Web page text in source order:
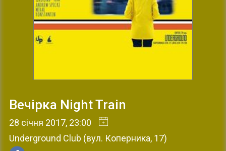
ДОВІДКА
Вечірка Night Train
28 січня 2017, 23:00
Underground Club (вул. Коперника, 17)